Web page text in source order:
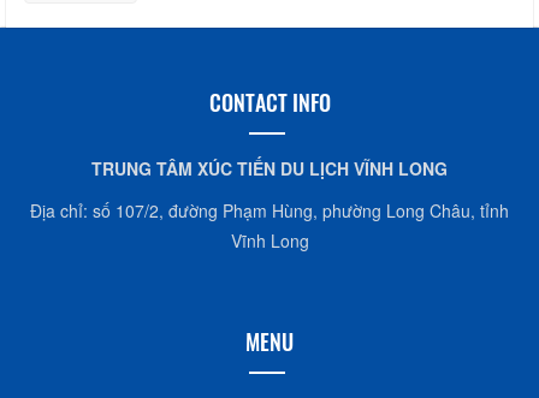
CONTACT INFO
TRUNG TÂM XÚC TIẾN DU LỊCH VĨNH LONG
Địa chỉ: số 107/2, đường Phạm Hùng, phường Long Châu, tỉnh
Vĩnh Long
MENU